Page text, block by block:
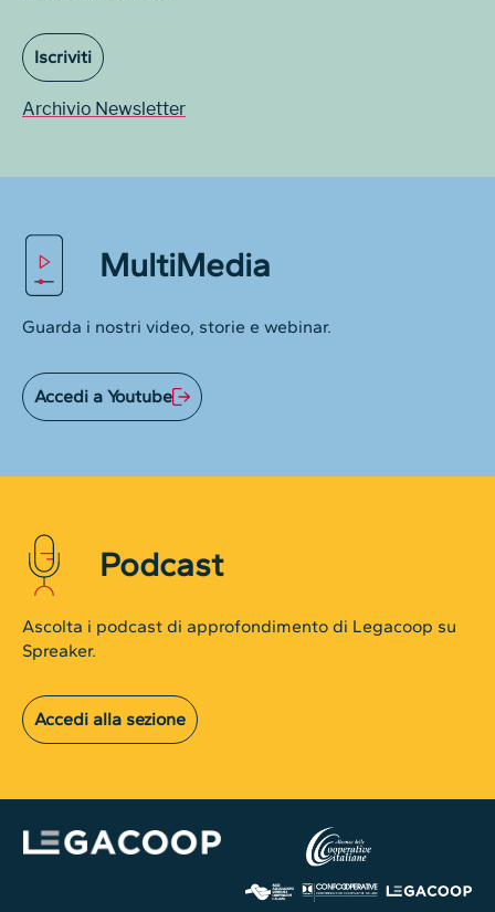
Iscriviti
Archivio Newsletter
MultiMedia
Guarda i nostri video, storie e webinar.
Accedi a Youtube
Podcast
Ascolta i podcast di approfondimento di Legacoop su
Spreaker.
Accedi alla sezione